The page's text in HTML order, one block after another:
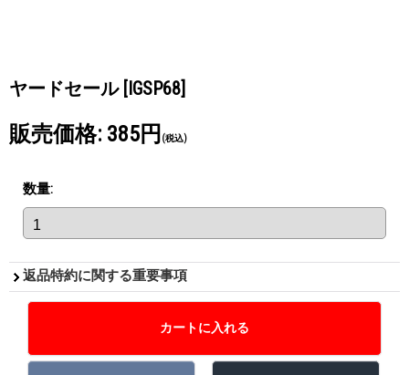
ヤードセール [IGSP68]
販売価格: 385円 (税込)
数量:
返品特約に関する重要事項